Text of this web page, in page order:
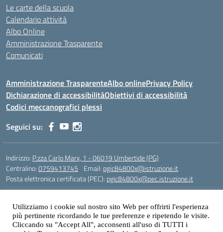
Le carte della scuola
Calendario attività
Albo Online
Amministrazione Trasparente
Comunicati
Amministrazione TrasparenteAlbo onlinePrivacy Policy
Dichiarazione di accessibilitàObiettivi di accessibilità
Codici meccanografici plessi
Seguici su:
Indirizzo: P.zza Carlo Marx, 1 - 06019 Umbertide (PG)
Centralino:0759413745 Email: pgic84800x@istruzione.it
Posta elettronica certificata (PEC): pgic84800x@pec.istruzione.it
Codice meccanografico: PGIC84800X
Codice Indice delle Pubbliche Amministrazioni (IPA): icu
Utilizziamo i cookie sul nostro sito Web per offrirti l'esperienza
più pertinente ricordando le tue preferenze e ripetendo le visite.
Cliccando su "Accept All", acconsenti all'uso di TUTTI i